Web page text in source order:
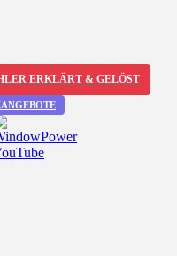
ERKLÄRT & GELÖST